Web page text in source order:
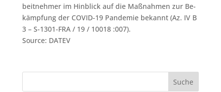
beit­neh­mer im Hinblick auf die Maß­nah­men zur Be­
kämp­fung der COVID-19 Pande­mie bekannt (Az. IV B
3 – S-1301-FRA / 19 / 10018 :007).
Source: DATEV